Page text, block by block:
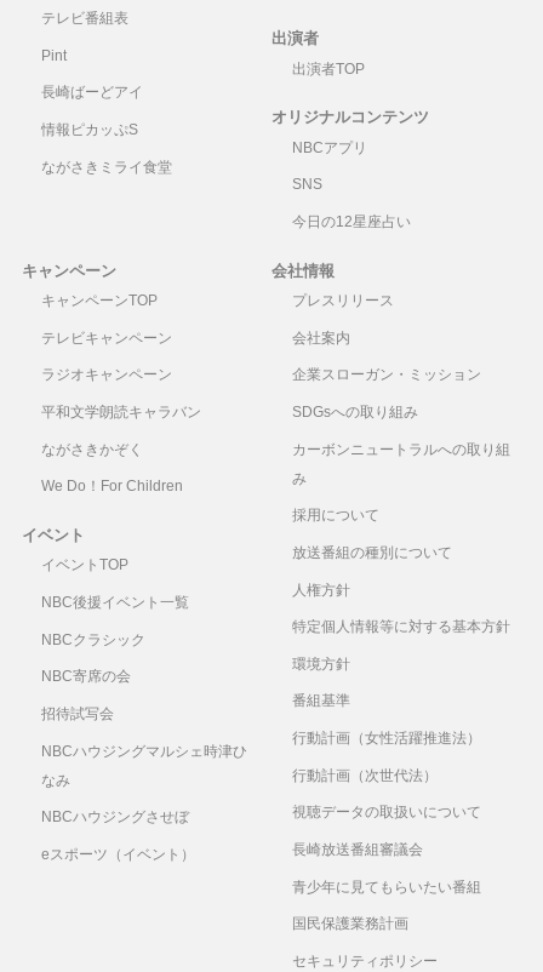
テレビ番組表
Pint
長崎ばーどアイ
情報ピカッぷS
ながさきミライ食堂
出演者
出演者TOP
オリジナルコンテンツ
NBCアプリ
SNS
今日の12星座占い
キャンペーン
キャンペーンTOP
テレビキャンペーン
ラジオキャンペーン
平和文学朗読キャラバン
ながさきかぞく
We Do！For Children
イベント
イベントTOP
NBC後援イベント一覧
NBCクラシック
NBC寄席の会
招待試写会
NBCハウジングマルシェ時津ひ
なみ
NBCハウジングさせぼ
eスポーツ（イベント）
会社情報
プレスリリース
会社案内
企業スローガン・ミッション
SDGsへの取り組み
カーボンニュートラルへの取り組
み
採用について
放送番組の種別について
人権方針
特定個人情報等に対する基本方針
環境方針
番組基準
行動計画（女性活躍推進法）
行動計画（次世代法）
視聴データの取扱いについて
長崎放送番組審議会
青少年に見てもらいたい番組
国民保護業務計画
セキュリティポリシー